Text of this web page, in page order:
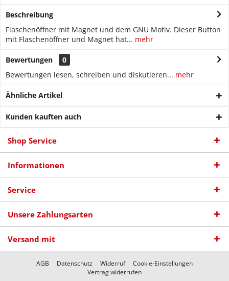
Beschreibung
Flaschenöffner mit Magnet und dem GNU Motiv. Dieser Button
mit Flaschenöffner und Magnet hat... mehr
Bewertungen
0
Bewertungen lesen, schreiben und diskutieren... mehr
Ähnliche Artikel
Kunden kauften auch
Shop Service
Informationen
Service
Unsere Zahlungsarten
Versand mit
AGB Datenschutz Widerruf
Cookie-Einstellungen
Vertrag widerrufen